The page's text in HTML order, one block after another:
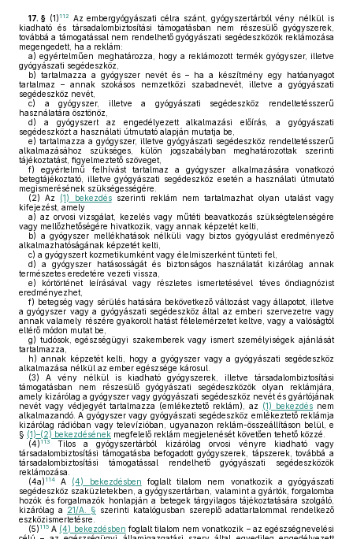
17. § (1) 112
Az embergyógyászati célra szánt, gyógyszertárból vény nélkül is
kiadható és társadalombiztosítási támogatásban nem részesülő gyógyszerek,
továbbá a támogatással nem rendelhető gyógyászati segédeszközök reklámozása
megengedett, ha a reklám:
a) egyértelműen meghatározza, hogy a reklámozott termék gyógyszer, illetve
gyógyászati segédeszköz,
b) tartalmazza a gyógyszer nevét és – ha a készítmény egy hatóanyagot
tartalmaz – annak szokásos nemzetközi szabadnevét, illetve a gyógyászati
segédeszköz nevét,
c) a gyógyszer, illetve a gyógyászati segédeszköz rendeltetésszerű
használatára ösztönöz,
d) a gyógyszert az engedélyezett alkalmazási előírás, a gyógyászati
segédeszközt a használati útmutató alapján mutatja be,
e) tartalmazza a gyógyszer, illetve gyógyászati segédeszköz rendeltetésszerű
alkalmazásához szükséges, külön jogszabályban meghatározottak szerinti
tájékoztatást, figyelmeztető szöveget,
f) egyértelmű felhívást tartalmaz a gyógyszer alkalmazására vonatkozó
betegtájékoztató, illetve gyógyászati segédeszköz esetén a használati útmutató
megismerésének szükségességére.
(2) Az (1) bekezdésszerinti reklám nem tartalmazhat olyan utalást vagy
kifejezést, amely
a) az orvosi vizsgálat, kezelés vagy műtéti beavatkozás szükségtelenségére
vagy mellőzhetőségére hivatkozik, vagy annak képzetét kelti,
b) a gyógyszer mellékhatások nélküli vagy biztos gyógyulást eredményező
alkalmazhatóságának képzetét kelti,
c) a gyógyszert kozmetikumként vagy élelmiszerként tünteti fel,
d) a gyógyszer hatásosságát és biztonságos használatát kizárólag annak
természetes eredetére vezeti vissza,
e) kórtörténet leírásával vagy részletes ismertetésével téves öndiagnózist
eredményezhet,
f) betegség vagy sérülés hatására bekövetkező változást vagy állapotot, illetve
a gyógyszer vagy a gyógyászati segédeszköz által az emberi szervezetre vagy
annak valamely részére gyakorolt hatást félelemérzetet keltve, vagy a valóságtól
eltérő módon mutat be,
g) tudósok, egészségügyi szakemberek vagy ismert személyiségek ajánlását
tartalmazza,
h) annak képzetét kelti, hogy a gyógyszer vagy a gyógyászati segédeszköz
alkalmazása nélkül az ember egészsége károsul.
(3) A vény nélkül is kiadható gyógyszerek, illetve társadalombiztosítási
támogatásban nem részesülő gyógyászati segédeszközök olyan reklámjára,
amely kizárólag a gyógyszer vagy gyógyászati segédeszköz nevét és gyártójának
nevét vagy védjegyét tartalmazza (emlékeztető reklám), az (1) bekezdés nem
alkalmazandó. A gyógyszer vagy gyógyászati segédeszköz emlékeztető reklámja
kizárólag rádióban vagy televízióban, ugyanazon reklám-összeállításon belül, e
§ (1)–(2) bekezdésének megfelelő reklám megjelenését követően tehető közzé.
(4) 113
Tilos a gyógyszertárból kizárólag orvosi vényre kiadható vagy
társadalombiztosítási támogatásba befogadott gyógyszerek, tápszerek, továbbá a
társadalombiztosítási támogatással rendelhető gyógyászati segédeszközök
reklámozása.
(4a) 114 A (4) bekezdésben foglalt tilalom nem vonatkozik a gyógyászati
segédeszköz szaküzletekben, a gyógyszertárban, valamint a gyártók, forgalomba
hozók és forgalmazók honlapján a betegek tárgyilagos tájékoztatására szolgáló,
kizárólag a 21/A. § szerinti katalógusban szereplő adattartalommal rendelkező
eszközismertetésre.
(5) 115 A (4) bekezdésben foglalt tilalom nem vonatkozik – az egészségnevelési